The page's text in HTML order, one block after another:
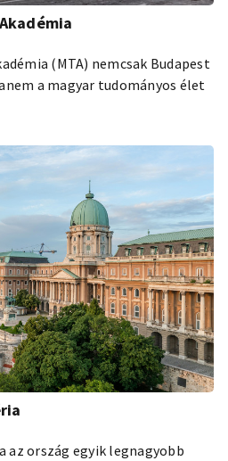
(MTA) nemcsak Budapest
a magyar tudományos élet
az ország egyik legnagyobb